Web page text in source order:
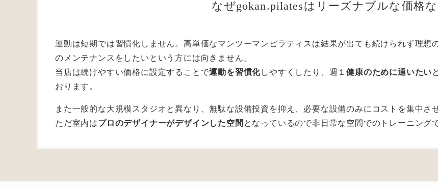
なぜgokan.pilatesはリーズナブルな価格な
運動は短期では習慣化しません。高単価なマンツーマンピラティスは結果が出ても続けられず理想
のメンテナンスをしたいという方には向きません。
当店は続けやすい価格に設定することで運動を習慣化しやすくしたり、週１健康のために通いたい
おります。
また一般的な大規模スタジオと異なり、無駄な設備投資を抑え、必要な設備のみにコストを集中さ
ただ室内はプロのデザイナーがデザインした空間 となっているので非日常な空間でのトレーニング